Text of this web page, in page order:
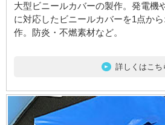
大型ビニールカバーの製作。発電機
に対応したビニールカバーを1点か
作。防炎・不燃素材など。
詳しくはこち